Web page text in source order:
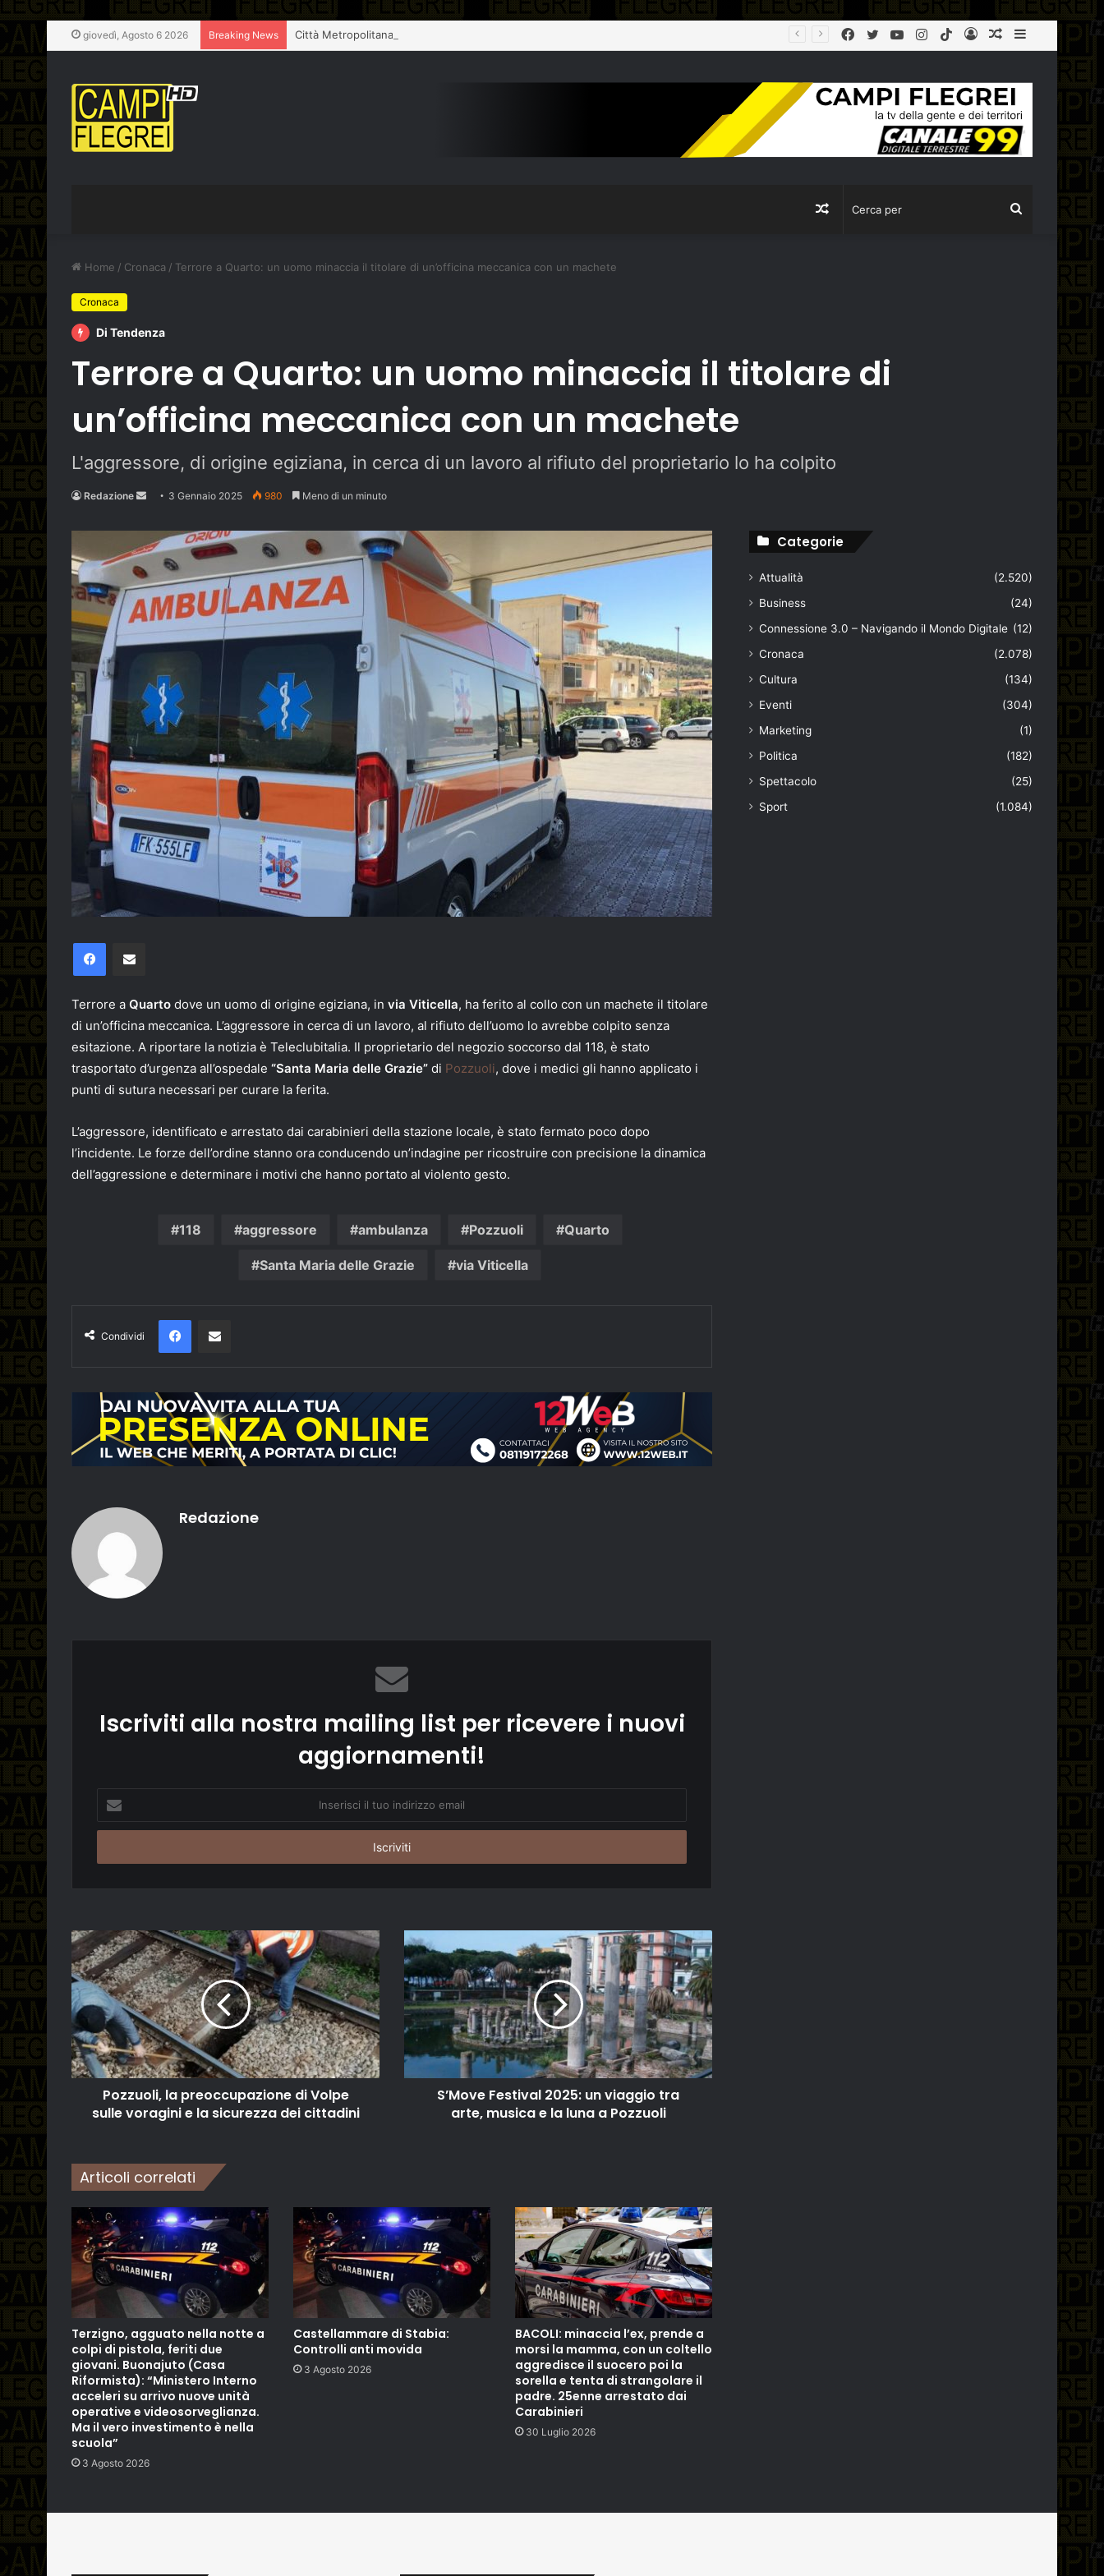
giovedì, Agosto 6 2026 Breaking News Sidebar
Articolo
Log
TikTok
Instagram
YouTube
Twitter
Facebook
Cerca
Articolo
Home / Cronaca / Terrore a Quarto: un uomo minaccia il titolare di un’officina meccanica con un machete
Cronaca
Di Tendenza
Terrore a Quarto: un uomo minaccia il titolare di
un’officina meccanica con un machete
L'aggressore, di origine egiziana, in cerca di un lavoro al rifiuto del proprietario lo ha colpito
Redazione
Send
email
3 Gennaio 2025 980 Meno di un minuto
Facebook
Terrore a Quarto dove un uomo di origine egiziana, in via Viticella, ha ferito al collo con un machete il titolare
di un’officina meccanica. L’aggressore in cerca di un lavoro, al rifiuto dell’uomo lo avrebbe colpito senza
esitazione. A riportare la notizia è Teleclubitalia. Il proprietario del negozio soccorso dal 118, è stato
trasportato d’urgenza all’ospedale “Santa Maria delle Grazie” di Pozzuoli, dove i medici gli hanno applicato i
punti di sutura necessari per curare la ferita.
L’aggressore, identificato e arrestato dai carabinieri della stazione locale, è stato fermato poco dopo
l’incidente. Le forze dell’ordine stanno ora conducendo un’indagine per ricostruire con precisione la dinamica
dell’aggressione e determinare i motivi che hanno portato al violento gesto.
118 aggressore ambulanza Pozzuoli Quarto
Santa Maria delle Grazie via Viticella
Condividi
Facebook
Redazione
Iscriviti alla nostra mailing list per ricevere i nuovi
aggiornamenti!
tuo
email
Pozzuoli, la preoccupazione di Volpe
sulle voragini e la sicurezza dei cittadini
S’Move Festival 2025: un viaggio tra
arte, musica e la luna a Pozzuoli
Articoli correlati
Terzigno, agguato nella notte a
colpi di pistola, feriti due
giovani. Buonajuto (Casa
Riformista): “Ministero Interno
acceleri su arrivo nuove unità
operative e videosorveglianza.
Ma il vero investimento è nella
scuola”
3 Agosto 2026
Castellammare di Stabia:
Controlli anti movida
3 Agosto 2026
BACOLI: minaccia l’ex, prende a
morsi la mamma, con un coltello
aggredisce il suocero poi la
sorella e tenta di strangolare il
padre. 25enne arrestato dai
Carabinieri
30 Luglio 2026
Categorie
Attualità
(2.520)
Business
(24)
Connessione 3.0 – Navigando il Mondo Digitale (12)
Cronaca
(2.078)
Cultura
(134)
Eventi
(304)
Marketing
(1)
Politica
(182)
Spettacolo
(25)
Sport
(1.084)